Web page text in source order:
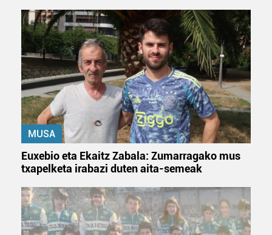
MUSA
Euxebio eta Ekaitz Zabala: Zumarragako mus
txapelketa irabazi duten aita-semeak